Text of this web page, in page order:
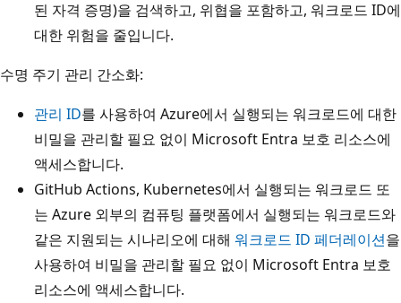
된 자격 증명)을 검색하고, 위협을 포함하고, 워크로드 ID에
대한 위험을 줄입니다.
수명 주기 관리 간소화:
관리 ID를 사용하여 Azure에서 실행되는 워크로드에 대한
비밀을 관리할 필요 없이 Microsoft Entra 보호 리소스에
액세스합니다.
GitHub Actions, Kubernetes에서 실행되는 워크로드 또
는 Azure 외부의 컴퓨팅 플랫폼에서 실행되는 워크로드와
같은 지원되는 시나리오에 대해 워크로드 ID 페더레이션을
사용하여 비밀을 관리할 필요 없이 Microsoft Entra 보호
리소스에 액세스합니다.